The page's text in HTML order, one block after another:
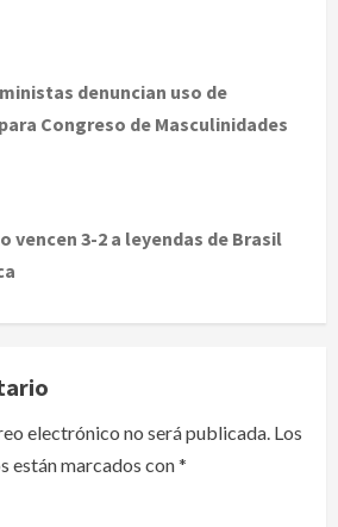
denuncian uso de
Congreso de Masculinidades
vencen 3-2 a leyendas de Brasil
electrónico no será publicada. Los
están marcados con*